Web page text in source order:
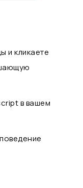
и кликаете
в вашем